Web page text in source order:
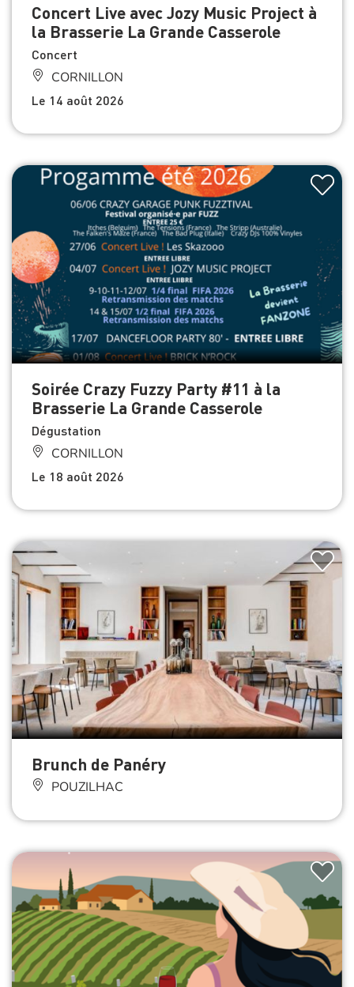
Concert Live avec Jozy Music Project à
la Brasserie La Grande Casserole
Concert
CORNILLON
Le 14 août 2026
Soirée Crazy Fuzzy Party #11 à la
Brasserie La Grande Casserole
Dégustation
CORNILLON
Le 18 août 2026
Brunch de Panéry
POUZILHAC